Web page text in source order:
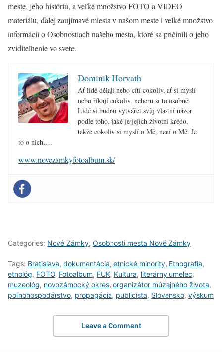
meste, jeho históriu, a veľké množstvo FOTO a VIDEO
materiálu, ďalej zaujímavé miesta v našom meste i velké množstvo
informácií o Osobnostiach našeho mesta, ktoré sa pričinili o jeho
zviditeľnenie vo svete.
Dominik Horvath
Ať lidé dělají nebo cítí cokoliv, ať si myslí
nebo říkají cokoliv, neberu si to osobně.
Lidé si budou vytvářet svůj vlastní názor
podle toho, jaké je jejich životní krédo,
takže cokoliv si myslí o Mě, není o Mě. Je
to o nich….
www.novezamkyfotoalbum.sk/
Categories: Nové Zámky, Osobnosti mesta Nové Zámky
Tags: Bratislava, dokumentácia, etnické minority, Etnografia,
etnológ, FOTO, Fotoalbum, FUK, Kultura, literárny umelec,
muzeológ, novozámocký okres, organizátor múzejného života,
poľnohospodárstvo, propagácia, publicista, Slovensko, výskum
Leave a Comment